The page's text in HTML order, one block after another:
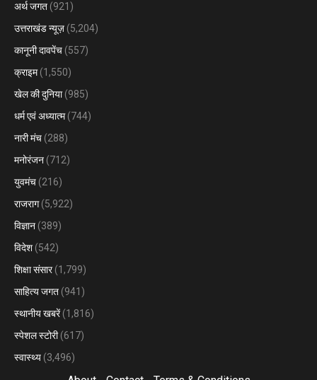
अर्थ जगत (921)
उत्तराखंड न्यूज़ (5,204)
कानूनी दावपेंच (557)
क्राइम(1,550)
खेल की दुनिया(985)
धर्म एवं अध्यात्म(744)
नारी मंच (288)
मनोरंजन (712)
युवमंच (216)
राजराग(5,922)
विज्ञान (389)
विदेश (542)
शिक्षा संसार(1,799)
साहित्य जगत (941)
स्थानीय खबरें(1,816)
स्पेशल स्टोरी(617)
स्वास्थ्य (3,496)